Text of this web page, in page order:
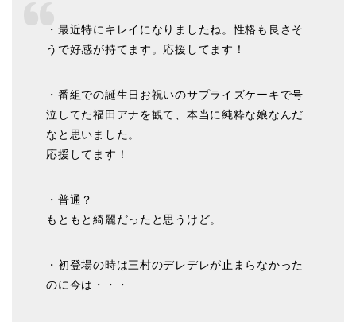
・最近特にキレイになりましたね。性格も良さそ
うで好感が持てます。応援してます！
・番組での誕生日お祝いのサプライズケーキで号
泣してた福田アナを観て、本当に純粋な娘なんだ
なと思いました。
応援してます！
・普通？
もともと綺麗だったと思うけど。
・初登場の時は三村のデレデレが止まらなかった
のに今は・・・